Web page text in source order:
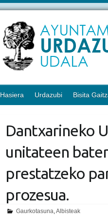
Hasiera Urdazubi Bisita
Dantxarineko
unitateen
prestatzeko
prozesua.
Gaurkotasuna,Albisteak